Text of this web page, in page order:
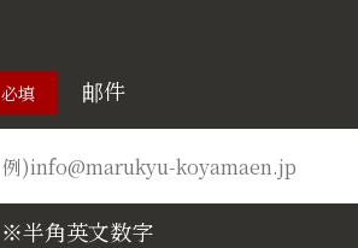
必填 邮件
※半角英文数字